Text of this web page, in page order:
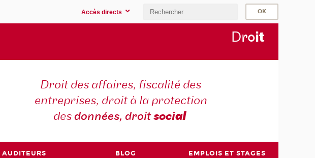
Accès directs
Droit
Droit des affaires, fiscalité des
entreprises, droit à la protection
desdonnées, droitsocial
AUDITEURS BLOG EMPLOIS ET STAGES